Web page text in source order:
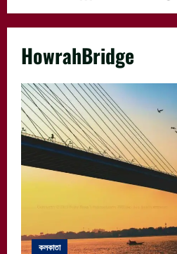
HowrahBridge
কলকাতা